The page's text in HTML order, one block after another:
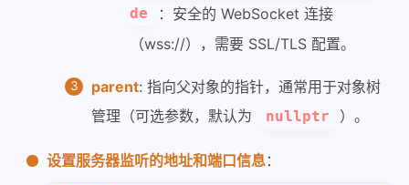
de
：安全的 WebSocket 连接
（wss://），需要 SSL/TLS 配置。
parent: 指向父对象的指针，通常用于对象树
管理（可选参数，默认为
nullptr ）。
设置服务器监听的地址和端口信息：